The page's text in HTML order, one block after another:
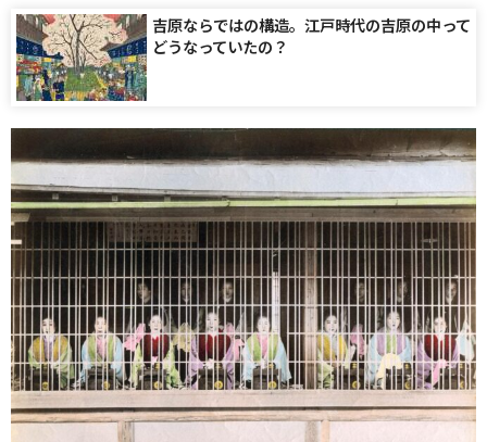
吉原ならではの構造。江戸時代の吉原の中って
どうなっていたの？